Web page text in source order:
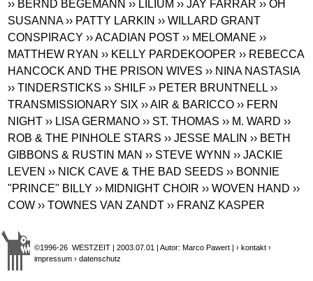
›› BERND BEGEMANN ›› LILIUM ›› JAY FARRAR ›› OH
SUSANNA ›› PATTY LARKIN ›› WILLARD GRANT
CONSPIRACY ›› ACADIAN POST ›› MELOMANE ››
MATTHEW RYAN ›› KELLY PARDEKOOPER ›› REBECCA
HANCOCK AND THE PRISON WIVES ›› NINA NASTASIA
›› TINDERSTICKS ›› SHILF ›› PETER BRUNTNELL ››
TRANSMISSIONARY SIX ›› AIR & BARICCO ›› FERN
NIGHT ›› LISA GERMANO ›› ST. THOMAS ›› M. WARD ››
ROB & THE PINHOLE STARS ›› JESSE MALIN ›› BETH
GIBBONS & RUSTIN MAN ›› STEVE WYNN ›› JACKIE
LEVEN ›› NICK CAVE & THE BAD SEEDS ›› BONNIE
"PRINCE" BILLY ›› MIDNIGHT CHOIR ›› WOVEN HAND ››
COW ›› TOWNES VAN ZANDT ›› FRANZ KASPER
©1996-26 WESTZEIT | 2003.07.01 | Autor: Marco Pawert |› kontakt ›
impressum › datenschutz